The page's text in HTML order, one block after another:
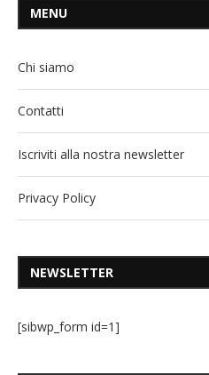
MENU
Chi siamo
Contatti
Iscriviti alla nostra newsletter
Privacy Policy
NEWSLETTER
[sibwp_form id=1]